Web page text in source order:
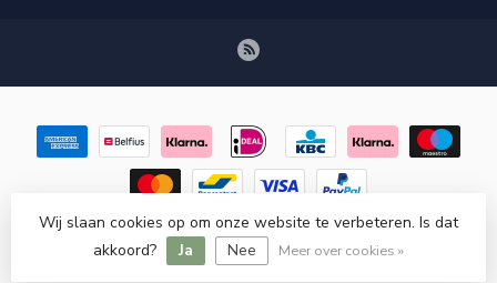
© Copyright 2026 Retroscooteronderdelen.nl- Powered by
Lightspeed
Lightspeed designbyDyvelopment
Wij slaan cookies op om onze website te verbeteren. Is dat
akkoord?
Ja Nee Meer over cookies »